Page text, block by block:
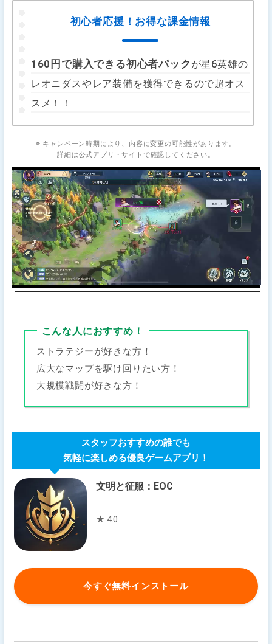
初心者応援！お得な課金情報
160円で購入できる初心者パック が星6英雄の
レオニダスやレア装備を獲得できるので超オス
スメ！！
※ キャンペーン時期により、内容に変更の可能性があります。
詳細は公式アプリ・サイトで確認してください。
こんな人におすすめ！
ストラテジーが好きな方！
広大なマップを駆け回りたい方！
大規模戦闘が好きな方！
スタッフおすすめの誰でも
気軽に楽しめる優良ゲームアプリ！
文明と征服：EOC
-
★ 4.0
今すぐ無料インストール